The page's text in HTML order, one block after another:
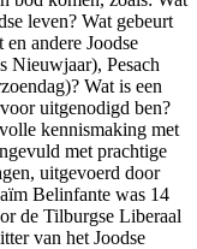
leven? Wat gebeurt
andere Joodse
Nieuwjaar), Pesach
Wat is een
uitgenodigd ben?
kennismaking met
met prachtige
uitgevoerd door
Belinfante was 14
de Tilburgse Liberaal
van het Joodse